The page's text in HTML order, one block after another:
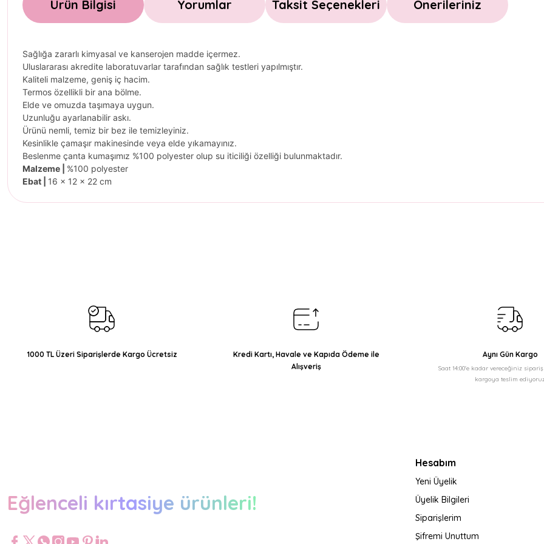
Ürün Bilgisi Yorumlar Taksit Seçenekleri Önerileriniz
Sağlığa zararlı kimyasal ve kanserojen madde içermez.
Uluslararası akredite laboratuvarlar tarafından sağlık testleri yapılmıştır.
Kaliteli malzeme, geniş iç hacim.
Termos özellikli bir ana bölme.
Elde ve omuzda taşımaya uygun.
Uzunluğu ayarlanabilir askı.
Ürünü nemli, temiz bir bez ile temizleyiniz.
Kesinlikle çamaşır makinesinde veya elde yıkamayınız.
Beslenme çanta kumaşımız %100 polyester olup su iticiliği özelliği bulunmaktadır.
Malzeme | %100 polyester
Ebat | 16 x 12 x 22 cm
Ürün fiyatı diğer sitelerden daha pahalı.
Bu ürüne benzer farklı alternatifler olmalı.
1000 TL Üzeri Siparişlerde Kargo Ücretsiz
Kredi Kartı, Havale ve Kapıda Ödeme ile
Alışveriş
Aynı Gün Kargo
Saat 14:00'e kadar vereceğiniz
kargoya teslim
Eğlenceli kırtasiye ürünleri!
Hesabım
Yeni Üyelik
Üyelik Bilgileri
Siparişlerim
Şifremi Unuttum